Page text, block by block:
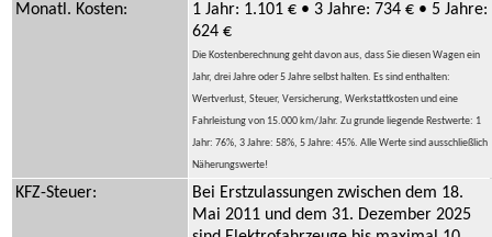
Monatl. Kosten:
1 Jahr: 1.101 € • 3 Jahre: 734 € • 5 Jahre:
624 €
Die Kostenberechnung geht davon aus, dass Sie diesen Wagen ein
Jahr, drei Jahre oder 5 Jahre selbst halten. Es sind enthalten:
Wertverlust, Steuer, Versicherung, Werkstattkosten und eine
Fahrleistung von 15.000 km/Jahr. Zu grunde liegende Restwerte: 1
Jahr: 76%, 3 Jahre: 58%, 5 Jahre: 45%. Alle Werte sind ausschließlich
Näherungswerte!
KFZ-Steuer:
Bei Erstzulassungen zwischen dem 18.
Mai 2011 und dem 31. Dezember 2025